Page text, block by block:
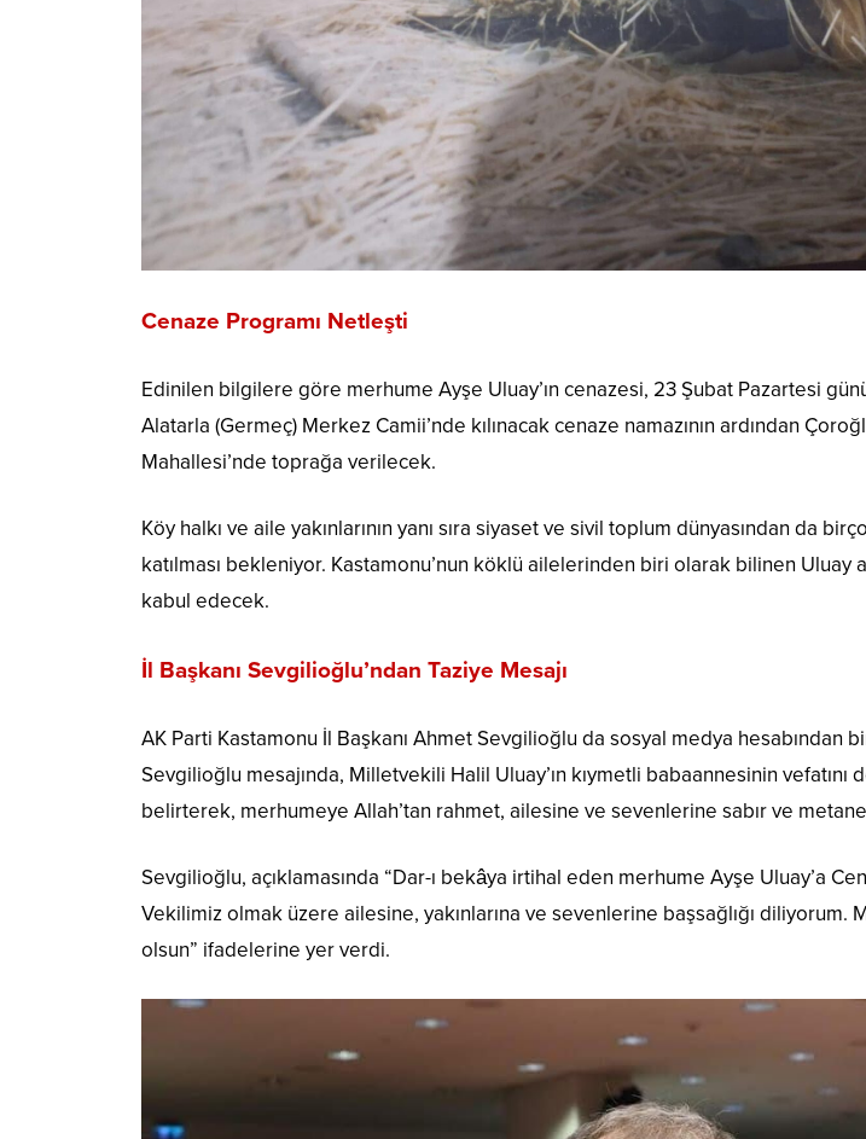
Cenaze Programı Netleşti
Edinilen bilgilere göre merhume Ayşe Uluay’ın cenazesi, 23 Şubat Pazartesi
Alatarla (Germeç) Merkez Camii’nde kılınacak cenaze namazının ardından
Mahallesi’nde toprağa verilecek.
Köy halkı ve aile yakınlarının yanı sıra siyaset ve sivil toplum dünyasından da
katılması bekleniyor. Kastamonu’nun köklü ailelerinden biri olarak bilinen Uluay
kabul edecek.
İl Başkanı Sevgilioğlu’ndan Taziye Mesajı
AK Parti Kastamonu İl Başkanı Ahmet Sevgilioğlu da sosyal medya hesabından
Sevgilioğlu mesajında, Milletvekili Halil Uluay’ın kıymetli babaannesinin
belirterek, merhumeye Allah’tan rahmet, ailesine ve sevenlerine sabır ve
Sevgilioğlu, açıklamasında “Dar-ı bekâya irtihal eden merhume Ayşe Uluay’a
Vekilimiz olmak üzere ailesine, yakınlarına ve sevenlerine başsağlığı diliyorum.
olsun” ifadelerine yer verdi.